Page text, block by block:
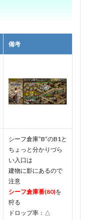
備考
シーフ倉庫”B”のB1と
ちょっと分かりづら
い入口は
建物に影にあるので
注意
シーフ倉庫番(80)を
狩る
ドロップ率：△